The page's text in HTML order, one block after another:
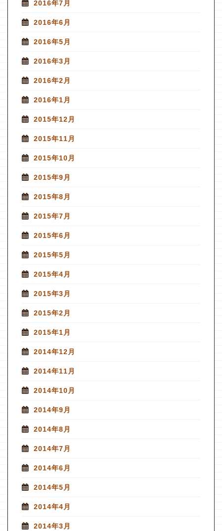
2016年7月
2016年6月
2016年5月
2016年3月
2016年2月
2016年1月
2015年12月
2015年11月
2015年10月
2015年9月
2015年8月
2015年7月
2015年6月
2015年5月
2015年4月
2015年3月
2015年2月
2015年1月
2014年12月
2014年11月
2014年10月
2014年9月
2014年8月
2014年7月
2014年6月
2014年5月
2014年4月
2014年3月